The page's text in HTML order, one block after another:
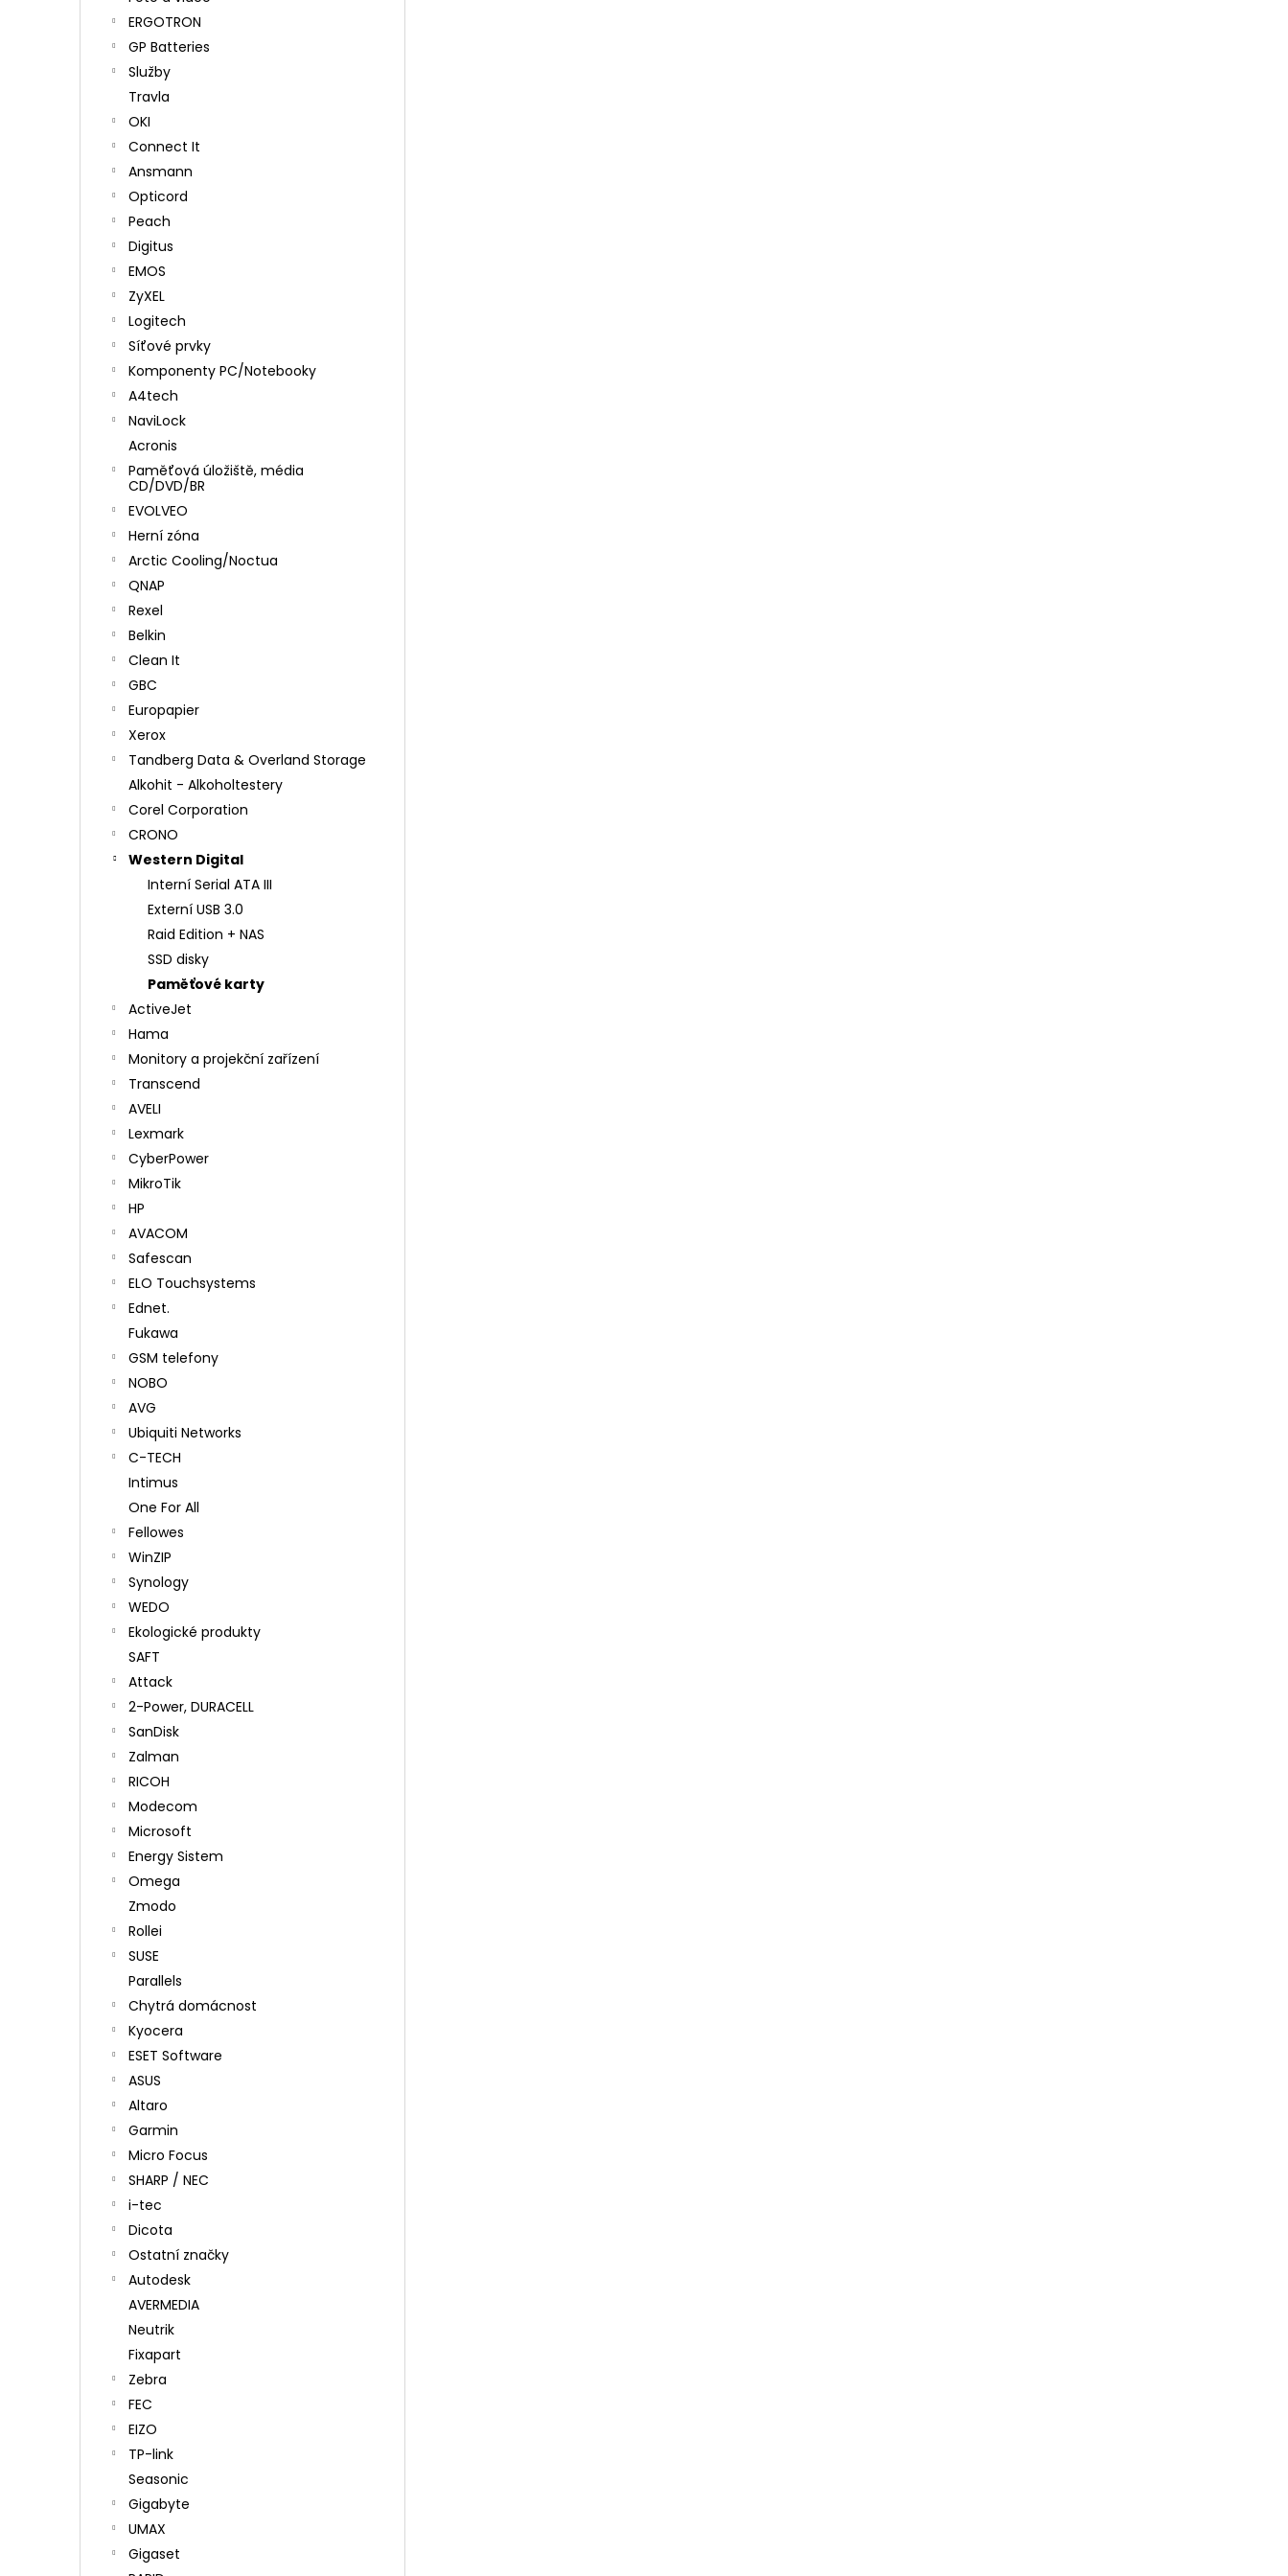
ERGOTRON
GP Batteries
Služby
Travla
OKI
Connect It
Ansmann
Opticord
Peach
Digitus
EMOS
ZyXEL
Logitech
Síťové prvky
Komponenty PC/Notebooky
A4tech
NaviLock
Acronis
Paměťová úložiště, média
CD/DVD/BR
EVOLVEO
Herní zóna
Arctic Cooling/Noctua
QNAP
Rexel
Belkin
Clean It
GBC
Europapier
Xerox
Tandberg Data & Overland Storage
Alkohit - Alkoholtestery
Corel Corporation
CRONO
Western Digital
Interní Serial ATA III
Externí USB 3.0
Raid Edition + NAS
SSD disky
Paměťové karty
ActiveJet
Hama
Monitory a projekční zařízení
Transcend
AVELI
Lexmark
CyberPower
MikroTik
HP
AVACOM
Safescan
ELO Touchsystems
Ednet.
Fukawa
GSM telefony
NOBO
AVG
Ubiquiti Networks
C-TECH
Intimus
One For All
Fellowes
WinZIP
Synology
WEDO
Ekologické produkty
SAFT
Attack
2-Power, DURACELL
SanDisk
Zalman
RICOH
Modecom
Microsoft
Energy Sistem
Omega
Zmodo
Rollei
SUSE
Parallels
Chytrá domácnost
Kyocera
ESET Software
ASUS
Altaro
Garmin
Micro Focus
SHARP / NEC
i-tec
Dicota
Ostatní značky
Autodesk
AVERMEDIA
Neutrik
Fixapart
Zebra
FEC
EIZO
TP-link
Seasonic
Gigabyte
UMAX
Gigaset